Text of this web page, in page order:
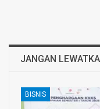
JANGAN
BISNIS